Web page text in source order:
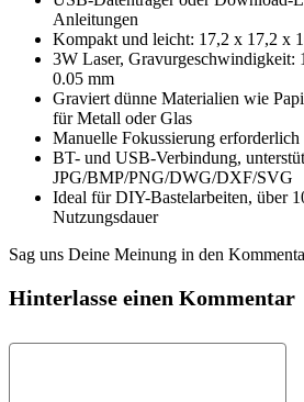
Anleitungen
Kompakt und leicht: 17,2 x 17,2 x
3W Laser, Gravurgeschwindigkeit:
0.05 mm
Graviert dünne Materialien wie
für Metall oder Glas
Manuelle Fokussierung erforderlich
BT- und USB-Verbindung,
JPG/BMP/PNG/DWG/DXF/SVG
Ideal für DIY-Bastelarbeiten, über
Nutzungsdauer
Sag uns Deine Meinung in den
Hinterlasse einen Kommentar